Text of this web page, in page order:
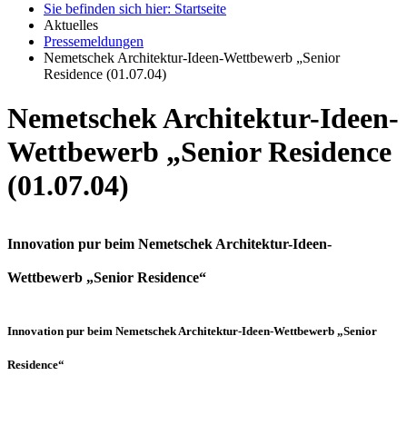
Sie befinden sich hier: Startseite
Aktuelles
Pressemeldungen
Nemetschek Architektur-Ideen-Wettbewerb „Senior
Residence (01.07.04)
Nemetschek Architektur-Ideen-
Wettbewerb „Senior Residence
(01.07.04)
Innovation pur beim Nemetschek Architektur-Ideen-
Wettbewerb „Senior Residence“
Innovation pur beim Nemetschek Architektur-Ideen-Wettbewerb „Senior
Residence“